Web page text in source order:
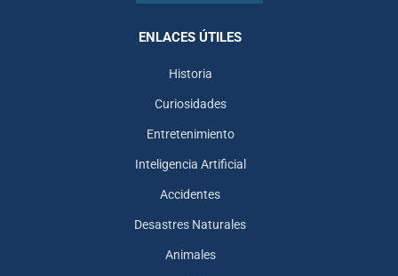
ENLACES ÚTILES
Historia
Curiosidades
Entretenimiento
Inteligencia Artificial
Accidentes
Desastres Naturales
Animales